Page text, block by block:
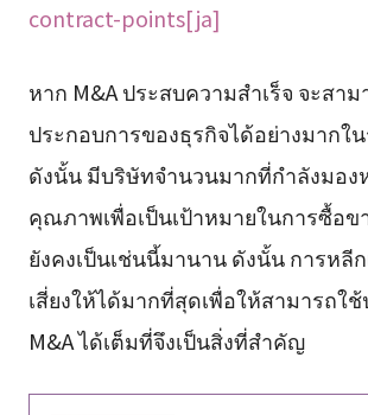
contract-points[ja]
หาก M&A ประสบความสำเร็จ จะสาม
ประกอบการของธุรกิจได้อย่างมากใ
ดังนั้น มีบริษัทจำนวนมากที่กำลังมอ
คุณภาพเพื่อเป็นเป้าหมายในการซื้อข
ยังคงเป็นเช่นนี้มานาน ดังนั้น การหลี
เสี่ยงให้ได้มากที่สุดเพื่อให้สามารถใ
M&A ได้เต็มที่จึงเป็นสิ่งที่สำคัญ